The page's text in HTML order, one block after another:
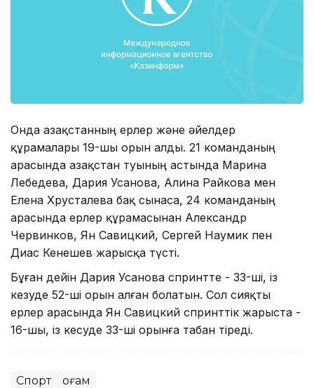
Онда Қазақстанның ерлер және әйелдер
құрамалары 19-шы орын алды. 21 команданың
арасында Қазақстан туының астында Марина
Лебедева, Дария Усанова, Алина Райкова мен
Елена Хрусталева бақ сынаса, 24 команданың
арасында ерлер құрамасынан Александр
Червинков, Ян Савицкий, Сергей Наумик пен
Диас Кенешев жарысқа түсті.
Бұған дейін Дария Усанова спринтте - 33-ші, із
кезуде 52-ші орын алған болатын. Сол сияқты
ерлер арасында Ян Савицкий спринттік жарыста -
16-шы, із кесуде 33-ші орынға табан тіреді.
Спорт Қоғам